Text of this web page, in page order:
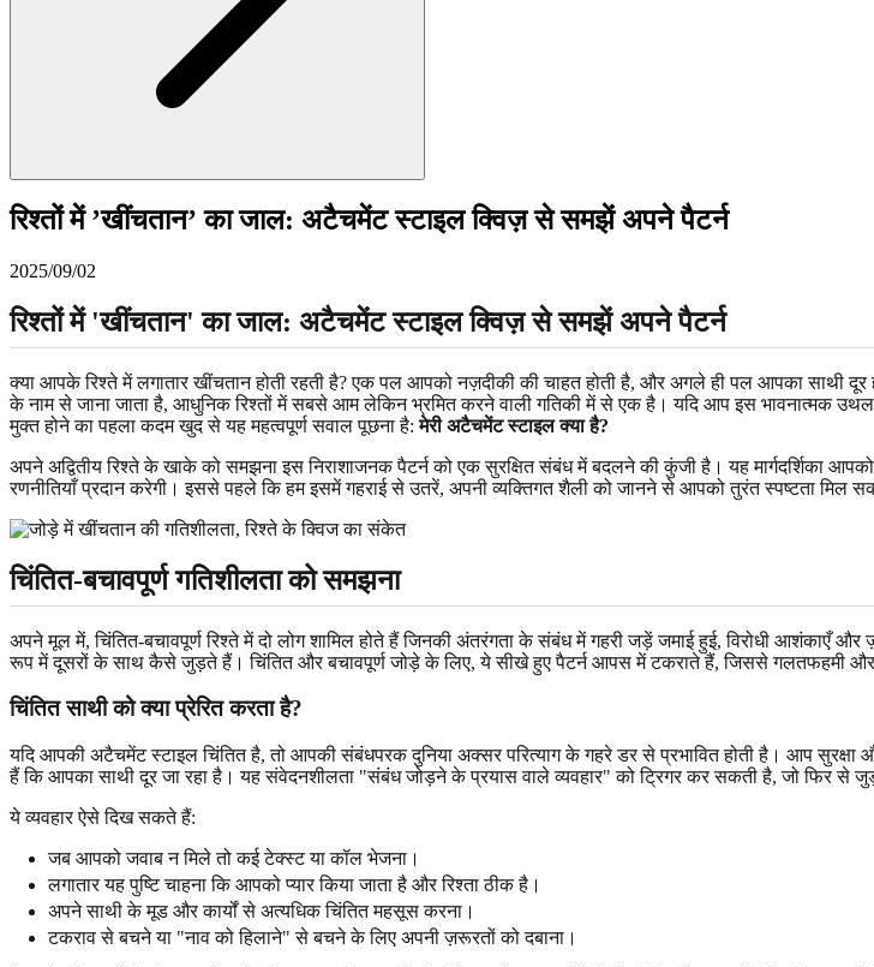
रिश्तों में ’खींचतान’ का जाल: अटैचमेंट स्टाइल क्विज़ से समझें अपने पैटर्न
2025/09/02
रिश्तों में 'खींचतान' का जाल: अटैचमेंट स्टाइल क्विज़ से समझें अपने पैटर्न
क्या आपके रिश्ते में लगातार खींचतान होती रहती है? एक पल आपको नज़दीकी की चाहत होती है, और अगले ही पल आपका
के नाम से जाना जाता है, आधुनिक रिश्तों में सबसे आम लेकिन भ्रमित करने वाली गतिकी में से एक है। यदि आप इस भावनात्मक
मुक्त होने का पहला कदम खुद से यह महत्वपूर्ण सवाल पूछना है:मेरी अटैचमेंट स्टाइल क्या है?
अपने अद्वितीय रिश्ते के खाके को समझना इस निराशाजनक पैटर्न को एक सुरक्षित संबंध में बदलने की कुंजी है। यह मार्गदर्शिका
रणनीतियाँ प्रदान करेगी। इससे पहले कि हम इसमें गहराई से उतरें, अपनी व्यक्तिगत शैली को जानने से आपको तुरंत स्पष्टता मिल
चिंतित-बचावपूर्ण गतिशीलता को समझना
अपने मूल में, चिंतित-बचावपूर्ण रिश्ते में दो लोग शामिल होते हैं जिनकी अंतरंगता के संबंध में गहरी जड़ें जमाई हुई, विरोधी
रूप में दूसरों के साथ कैसे जुड़ते हैं। चिंतित और बचावपूर्ण जोड़े के लिए, ये सीखे हुए पैटर्न आपस में टकराते हैं, जिससे गलतफहमी
चिंतित साथी को क्या प्रेरित करता है?
यदि आपकी अटैचमेंट स्टाइल चिंतित है, तो आपकी संबंधपरक दुनिया अक्सर परित्याग के गहरे डर से प्रभावित होती है। आप
हैं कि आपका साथी दूर जा रहा है। यह संवेदनशीलता "संबंध जोड़ने के प्रयास वाले व्यवहार" को ट्रिगर कर सकती है, जो फिर से
ये व्यवहार ऐसे दिख सकते हैं:
जब आपको जवाब न मिले तो कई टेक्स्ट या कॉल भेजना।
लगातार यह पुष्टि चाहना कि आपको प्यार किया जाता है और रिश्ता ठीक है।
अपने साथी के मूड और कार्यों से अत्यधिक चिंतित महसूस करना।
टकराव से बचने या "नाव को हिलाने" से बचने के लिए अपनी ज़रूरतों को दबाना।